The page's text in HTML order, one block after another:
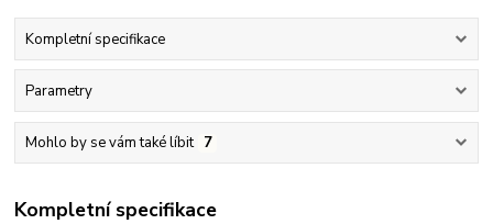
Kompletní specifikace
Parametry
Mohlo by se vám také líbit 7
Kompletní specifikace